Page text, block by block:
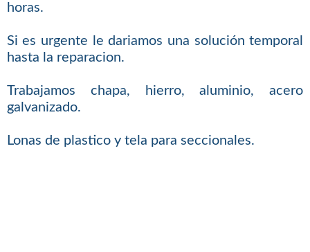
horas.
Si es urgente le dariamos una solución temporal
hasta la reparacion.
Trabajamos chapa, hierro, aluminio, acero
galvanizado.
Lonas de plastico y tela para seccionales.